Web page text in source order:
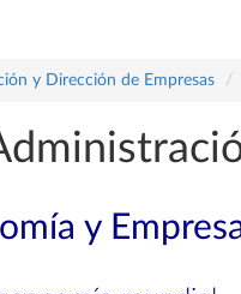
y Dirección de Empresas
y